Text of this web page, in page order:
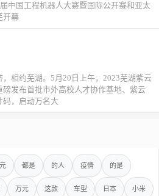
中国工程机器人大赛暨国际公开赛和亚太
开幕
相约芜湖。5月20日上午，2023芜湖紫云
发布首批市外高校人才协作基地、紫云
码，启动万名大
都是 的人 疫情 的是
万元 这款 车型 日本 小米